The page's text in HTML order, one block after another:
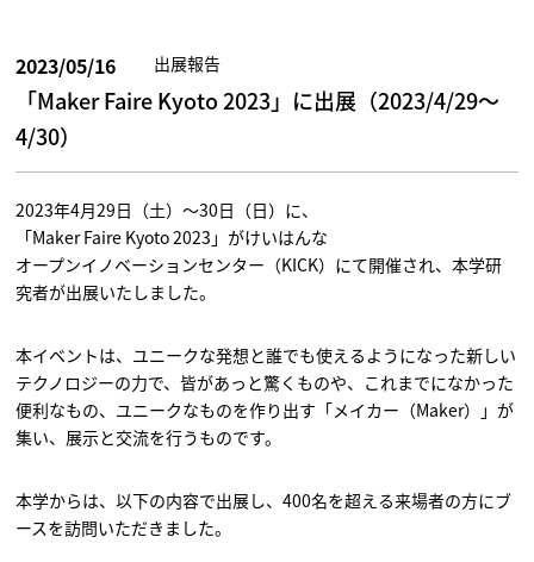
2023/05/16 出展報告
「Maker Faire Kyoto 2023」に出展（2023/4/29～
4/30）
2023年4月29日（土）～30日（日）に、
「Maker Faire Kyoto 2023」がけいはんな
オープンイノベーションセンター（KICK）にて開催され、本学研
究者が出展いたしました。
本イベントは、ユニークな発想と誰でも使えるようになった新しい
テクノロジーの力で、皆があっと驚くものや、これまでになかった
便利なもの、ユニークなものを作り出す「メイカー（Maker）」が
集い、展示と交流を行うものです。
本学からは、以下の内容で出展し、400名を超える来場者の方にブ
ースを訪問いただきました。